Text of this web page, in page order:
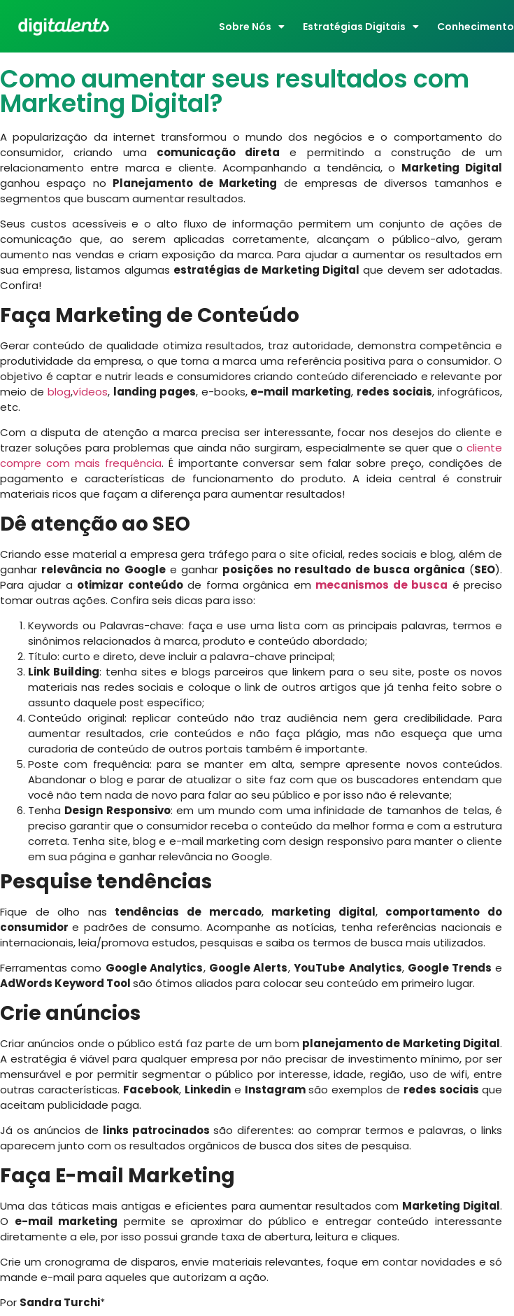
Sobre Nós Estratégias Digitais Conhecimento
Como aumentar seus resultados com
Marketing Digital?
A popularização da internet transformou o mundo dos negócios e o comportamento do
consumidor, criando uma comunicação direta e permitindo a construção de um
relacionamento entre marca e cliente. Acompanhando a tendência, o Marketing Digital
ganhou espaço no Planejamento de Marketing de empresas de diversos tamanhos e
segmentos que buscam aumentar resultados.
Seus custos acessíveis e o alto fluxo de informação permitem um conjunto de ações de
comunicação que, ao serem aplicadas corretamente, alcançam o público-alvo, geram
aumento nas vendas e criam exposição da marca. Para ajudar a aumentar os resultados em
sua empresa, listamos algumas estratégias de Marketing Digital que devem ser adotadas.
Confira!
Faça Marketing de Conteúdo
Gerar conteúdo de qualidade otimiza resultados, traz autoridade, demonstra competência e
produtividade da empresa, o que torna a marca uma referência positiva para o consumidor. O
objetivo é captar e nutrir leads e consumidores criando conteúdo diferenciado e relevante por
meio de blog,vídeos, landing pages, e-books, e-mail marketing, redes sociais, infográficos,
etc.
Com a disputa de atenção a marca precisa ser interessante, focar nos desejos do cliente e
trazer soluções para problemas que ainda não surgiram, especialmente se quer que o cliente
compre com mais frequência. É importante conversar sem falar sobre preço, condições de
pagamento e características de funcionamento do produto. A ideia central é construir
materiais ricos que façam a diferença para aumentar resultados!
Dê atenção ao SEO
Criando esse material a empresa gera tráfego para o site oficial, redes sociais e blog, além de
ganhar relevância no Googlee ganhar posições no resultado de busca orgânica (SEO).
Para ajudar a otimizar conteúdode forma orgânica em mecanismos de busca é preciso
tomar outras ações. Confira seis dicas para isso:
Keywords ou Palavras-chave: faça e use uma lista com as principais palavras, termos e
sinônimos relacionados à marca, produto e conteúdo abordado;
Título: curto e direto, deve incluir a palavra-chave principal;
Link Building: tenha sites e blogs parceiros que linkem para o seu site, poste os novos
materiais nas redes sociais e coloque o link de outros artigos que já tenha feito sobre o
assunto daquele post específico;
Conteúdo original: replicar conteúdo não traz audiência nem gera credibilidade. Para
aumentar resultados, crie conteúdos e não faça plágio, mas não esqueça que uma
curadoria de conteúdo de outros portais também é importante.
Poste com frequência: para se manter em alta, sempre apresente novos conteúdos.
Abandonar o blog e parar de atualizar o site faz com que os buscadores entendam que
você não tem nada de novo para falar ao seu público e por isso não é relevante;
Tenha Design Responsivo: em um mundo com uma infinidade de tamanhos de telas, é
preciso garantir que o consumidor receba o conteúdo da melhor forma e com a estrutura
correta. Tenha site, blog e e-mail marketing com design responsivo para manter o cliente
em sua página e ganhar relevância no Google.
Pesquise tendências
Fique de olho nas tendências de mercado, marketing digital, comportamento do
consumidore padrões de consumo. Acompanhe as notícias, tenha referências nacionais e
internacionais, leia/promova estudos, pesquisas e saiba os termos de busca mais utilizados.
Ferramentas como Google Analytics, Google Alerts, YouTube Analytics, Google Trends e
AdWords Keyword Toolsão ótimos aliados para colocar seu conteúdo em primeiro lugar.
Crie anúncios
Criar anúncios onde o público está faz parte de um bom planejamento de Marketing Digital.
A estratégia é viável para qualquer empresa por não precisar de investimento mínimo, por ser
mensurável e por permitir segmentar o público por interesse, idade, região, uso de wifi, entre
outras características. Facebook, Linkedine Instagramsão exemplos de redes sociais que
aceitam publicidade paga.
Já os anúncios de links patrocinados são diferentes: ao comprar termos e palavras, o links
aparecem junto com os resultados orgânicos de busca dos sites de pesquisa.
Faça E-mail Marketing
Uma das táticas mais antigas e eficientes para aumentar resultados com Marketing Digital.
O e-mail marketing permite se aproximar do público e entregar conteúdo interessante
diretamente a ele, por isso possui grande taxa de abertura, leitura e cliques.
Crie um cronograma de disparos, envie materiais relevantes, foque em contar novidades e só
mande e-mail para aqueles que autorizam a ação.
Por Sandra Turchi*